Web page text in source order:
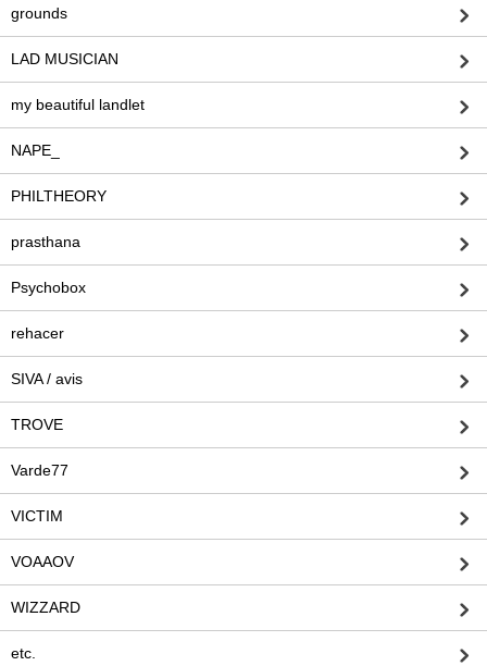
grounds
LAD MUSICIAN
my beautiful landlet
NAPE_
PHILTHEORY
prasthana
Psychobox
rehacer
SIVA / avis
TROVE
Varde77
VICTIM
VOAAOV
WIZZARD
etc.